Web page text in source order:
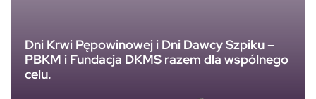
Dni Krwi Pępowinowej i Dni Dawcy Szpiku –
PBKM i Fundacja DKMS razem dla wspólnego
celu.